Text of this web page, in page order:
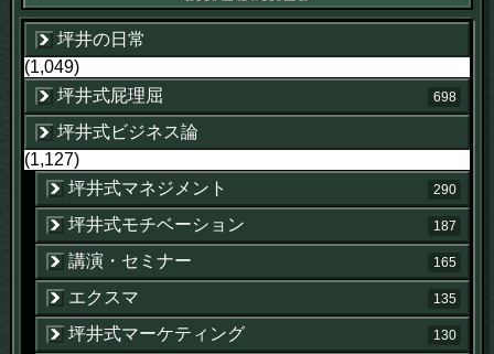
坪井の日常
(1,049)
坪井式屁理屈
698
坪井式ビジネス論
(1,127)
坪井式マネジメント
290
坪井式モチベーション 187
講演・セミナー 165
エクスマ 135
坪井式マーケティング 130